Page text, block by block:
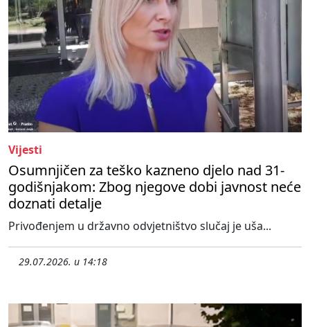
Vijesti
Osumnjičen za teško kazneno djelo nad 31-
godišnjakom: Zbog njegove dobi javnost neće
doznati detalje
Privođenjem u državno odvjetništvo slučaj je uša...
29.07.2026. u 14:18